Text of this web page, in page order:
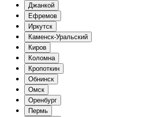
Джанкой
Ефремов
Иркутск
Каменск-Уральский
Киров
Коломна
Кропоткин
Обнинск
Омск
Оренбург
Пермь